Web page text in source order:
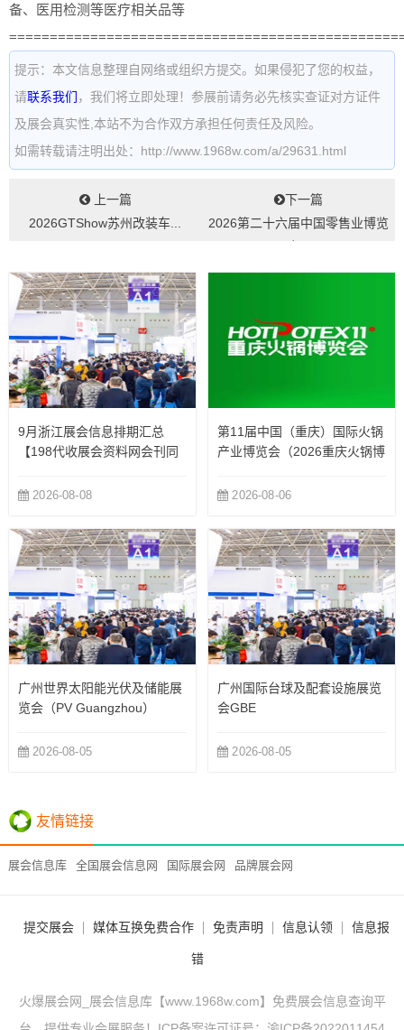
备、医用检测等医疗相关品等
提示：本文信息整理自网络或组织方提交。如果侵犯了您的权益，
请联系我们 ，我们将立即处理！参展前请务必先核实查证对方证件
及展会真实性,本站不为合作双方承担任何责任及风险。
如需转载请注明出处：http://www.1968w.com/a/29631.html
上一篇
2026GTShow苏州改装车...
下一篇
2026第二十六届中国零售业博览
9月浙江展会信息排期汇总
【198代收展会资料网会刊同
2026-08-08
第11届中国（重庆）国际火锅
产业博览会（2026重庆火锅博
2026-08-06
广州世界太阳能光伏及储能展
览会（PV Guangzhou）
2026-08-05
广州国际台球及配套设施展览
会GBE
2026-08-05
友情链接
展会信息库 全国展会信息网 国际展会网 品牌展会网
提交展会 媒体互换免费合作 免责声明 信息认领 信息报
错
火爆展会网_展会信息库【www.1968w.com】免费展会信息查询平